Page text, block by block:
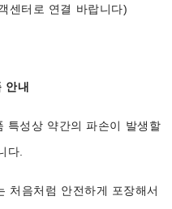
센터로 연결 바랍니다)
안내
특성상 약간의 파손이 발생할
다.
처음처럼 안전하게 포장해서